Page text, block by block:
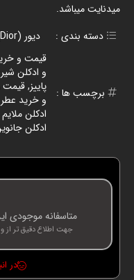
میدنایت میباشد.
دسته بندی :
دیور (Dior)
برچسب ها :
قیمت و
و ادکلن
پاییز,قیمت
و خرید عطر
ادکلن
ادکلن
متاسفانه موجودی
جهت اطلاع دقیق تر
در